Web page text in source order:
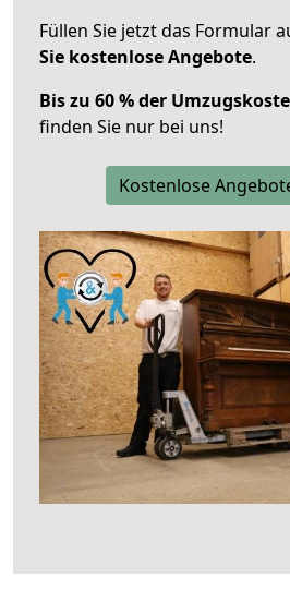
Füllen Sie jetzt das Formular
Sie kostenlose Angebote.
Bis zu 60 % der
finden Sie nur bei uns!
Kostenlose